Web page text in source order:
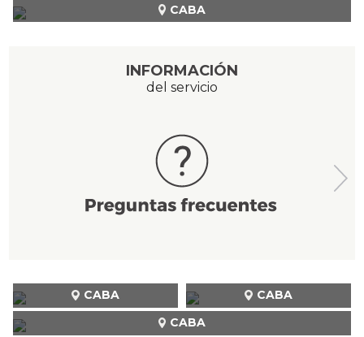
CABA
INFORMACIÓN
del servicio
CABA
CABA CABA